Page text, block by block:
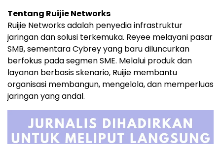
Tentang Ruijie Networks
Ruijie Networks adalah penyedia infrastruktur
jaringan dan solusi terkemuka. Reyee melayani pasar
SMB, sementara Cybrey yang baru diluncurkan
berfokus pada segmen SME. Melalui produk dan
layanan berbasis skenario, Ruijie membantu
organisasi membangun, mengelola, dan memperluas
jaringan yang andal.